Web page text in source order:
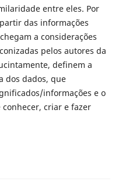
entre eles. Por
das informações
a considerações
pelos autores da
definem a
dos dados, que
informações e o
criar e fazer